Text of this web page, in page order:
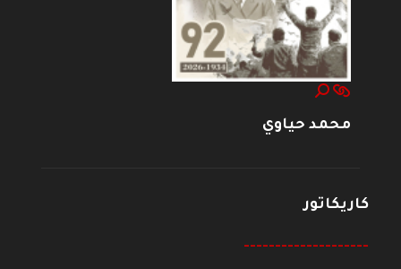
محمد حياوي
كاريكاتور
--------------------